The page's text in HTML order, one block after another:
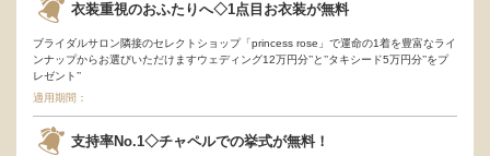
衣装重視のおふたりへ◇1点目お衣装が無料
ブライダルサロン隣接のセレクトショップ「princess rose」で運命の1着を豊富なライ
ンナップからお選びいただけますウェディング12万円分’’と’’タキシード5万円分’’をプ
レゼント’’
適用期間：
支持率No.1◇チャペルでの挙式が無料！